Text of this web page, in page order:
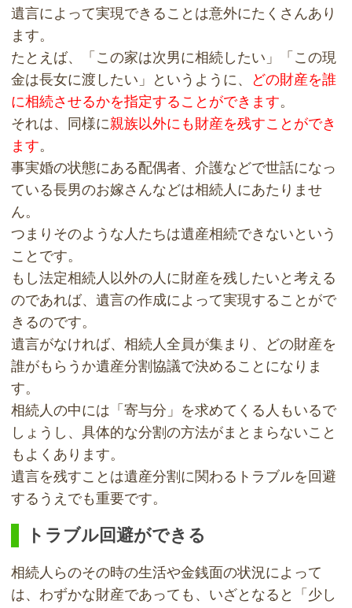
遺言によって実現できることは意外にたくさんあり
ます。
たとえば、「この家は次男に相続したい」「この現
金は長女に渡したい」というように、 どの財産を誰
に相続させるかを指定することができます。
それは、同様に親族以外にも財産を残すことができ
ます。
事実婚の状態にある配偶者、介護などで世話になっ
ている長男のお嫁さんなどは相続人にあたりませ
ん。
つまりそのような人たちは遺産相続できないという
ことです。
もし法定相続人以外の人に財産を残したいと考える
のであれば、遺言の作成によって実現することがで
きるのです。
遺言がなければ、相続人全員が集まり、どの財産を
誰がもらうか遺産分割協議で決めることになりま
す。
相続人の中には「寄与分」を求めてくる人もいるで
しょうし、具体的な分割の方法がまとまらないこと
もよくあります。
遺言を残すことは遺産分割に関わるトラブルを回避
するうえでも重要です。
トラブル回避ができる
相続人らのその時の生活や金銭面の状況によって
は、わずかな財産であっても、いざとなると「少し